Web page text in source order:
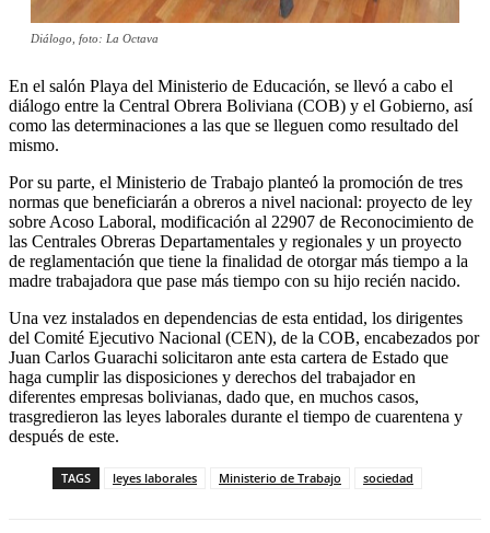
Diálogo, foto: La Octava
En el salón Playa del Ministerio de Educación, se llevó a cabo el
diálogo entre la Central Obrera Boliviana (COB) y el Gobierno, así
como las determinaciones a las que se lleguen como resultado del
mismo.
Por su parte, el Ministerio de Trabajo planteó la promoción de tres
normas que beneficiarán a obreros a nivel nacional: proyecto de ley
sobre Acoso Laboral, modificación al 22907 de Reconocimiento de
las Centrales Obreras Departamentales y regionales y un proyecto
de reglamentación que tiene la finalidad de otorgar más tiempo a la
madre trabajadora que pase más tiempo con su hijo recién nacido.
Una vez instalados en dependencias de esta entidad, los dirigentes
del Comité Ejecutivo Nacional (CEN), de la COB, encabezados por
Juan Carlos Guarachi solicitaron ante esta cartera de Estado que
haga cumplir las disposiciones y derechos del trabajador en
diferentes empresas bolivianas, dado que, en muchos casos,
trasgredieron las leyes laborales durante el tiempo de cuarentena y
después de este.
TAGS leyes laborales Ministerio de Trabajo sociedad